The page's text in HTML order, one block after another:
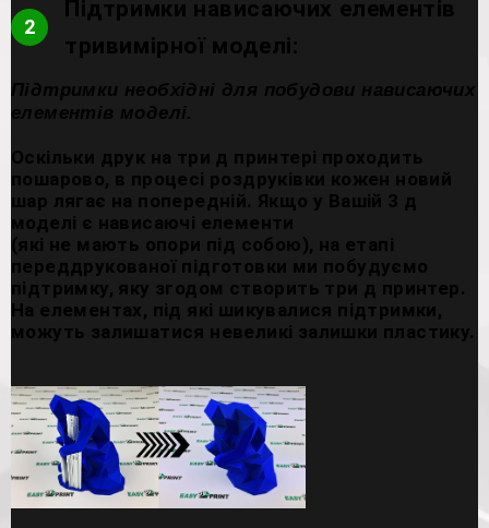
2
Підтримки нависаючих елементів
тривимірної моделі:
Підтримки необхідні для побудови нависаючих
елементів моделі.
Оскільки друк на три д принтері проходить
пошарово, в процесі роздруківки кожен новий
шар лягає на попередній. Якщо у Вашій 3 д
моделі є нависаючі елементи
(які не мають опори під собою), на етапі
переддрукованої підготовки ми побудуємо
підтримку, яку згодом створить три д принтер.
На елементах, під які шикувалися підтримки,
можуть залишатися невеликі залишки пластику.